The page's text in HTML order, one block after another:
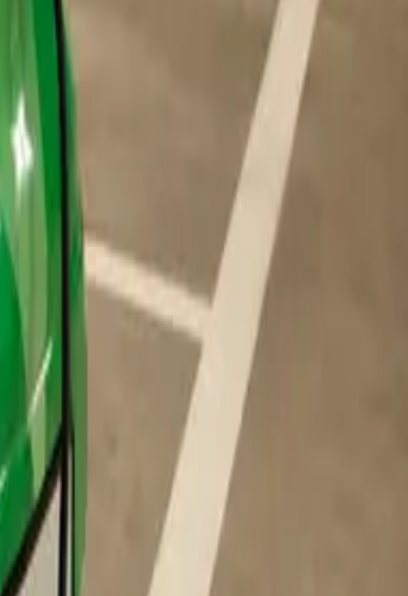
zijn er en welke past het beste bij jouw bedrijf?
slag met onze zeven praktische tips.
gebruikelijke investeringsaftrek doen.
kan je hierin verder adviseren. De